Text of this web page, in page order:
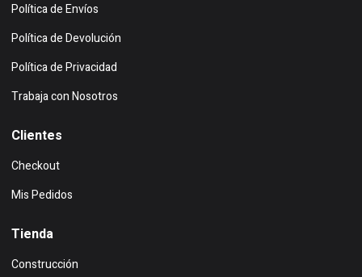
Política de Envíos
Política de Devolución
Política de Privacidad
Trabaja con Nosotros
Clientes
Checkout
Mis Pedidos
Tienda
Construcción